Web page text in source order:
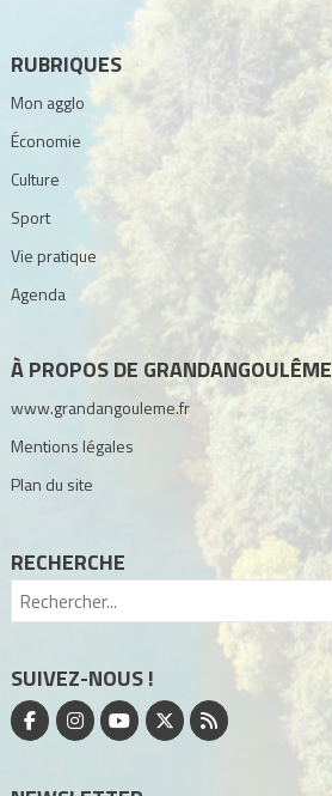
RUBRIQUES
Mon agglo
Économie
Culture
Sport
Vie pratique
Agenda
À PROPOS DE GRANDANGOULÊME
www.grandangouleme.fr
Mentions légales
Plan du site
RECHERCHE
SUIVEZ-NOUS !